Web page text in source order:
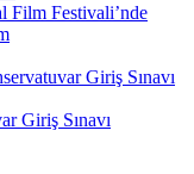
Film Festivali’nde
Giriş Sınavı